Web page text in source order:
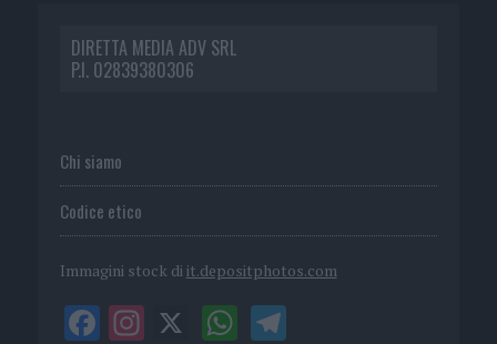
DIRETTA MEDIA ADV SRL
P.I. 02839380306
Chi siamo
Codice etico
Immagini stock di it.depositphotos.com